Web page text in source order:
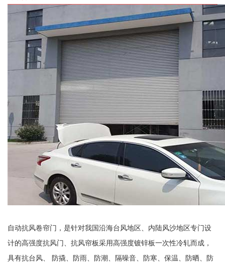
自动抗风卷帘门，是针对我国沿海台风地区、内陆风沙地区专门设
计的高强度抗风门、抗风帘板采用高强度镀锌板一次性冷轧而成，
具有抗台风、 防撬、防雨、防潮、隔噪音、防寒、保温、防晒、防